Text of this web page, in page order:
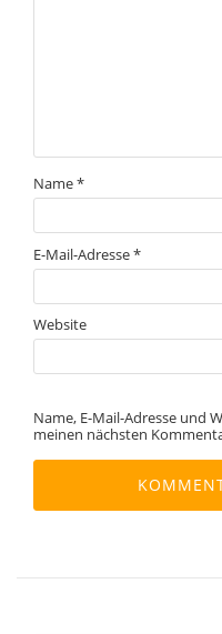
Name*
E-Mail-Adresse*
Website
Name, E-Mail-Adresse und
meinen nächsten